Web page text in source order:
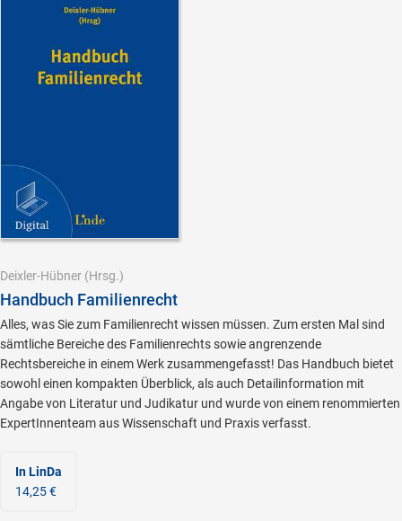
Deixler-Hübner (Hrsg.)
Handbuch Familienrecht
Alles, was Sie zum Familienrecht wissen müssen. Zum ersten Mal sind
sämtliche Bereiche des Familienrechts sowie angrenzende
Rechtsbereiche in einem Werk zusammengefasst! Das Handbuch bietet
sowohl einen kompakten Überblick, als auch Detailinformation mit
Angabe von Literatur und Judikatur und wurde von einem renommierten
ExpertInnenteam aus Wissenschaft und Praxis verfasst.
In LinDa
14,25 €